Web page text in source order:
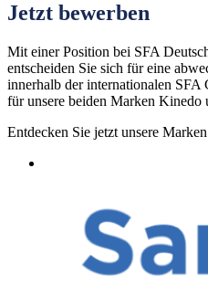
Jetzt bewerben
Mit einer Position bei SFA
entscheiden Sie sich für eine
innerhalb der internationalen
für unsere beiden Marken Kinedo
Entdecken Sie jetzt unsere